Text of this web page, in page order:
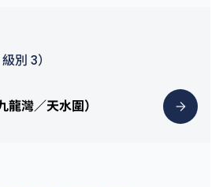
別 3）
龍灣／天水圍）